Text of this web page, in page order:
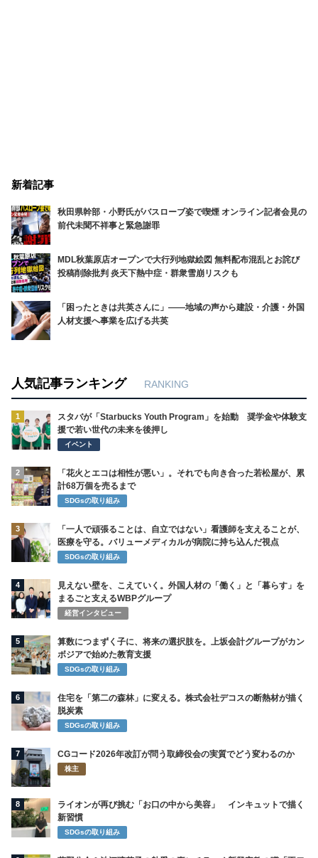
新着記事
秋田県幹部・小野氏がバスローブ姿で喫煙 オンライン記者会見の
前代未聞不祥事と緊急謝罪
MDL秋葉原店オープンで大行列地獄絵図 無料配布混乱とお詫び
投稿削除批判 炎天下熱中症・群衆雪崩リスクも
「困ったときは共英さんに」――地域の声から建設・介護・外国
人材支援へ事業を広げる共英
人気記事ランキング RANKING
1
スタバが「Starbucks Youth Program」を始動 奨学金や体験支
援で若い世代の未来を後押し
イベント
2
「花火とエコは相性が悪い」。それでも向き合った若松屋が、累
計68万個を売るまで
SDGsの取り組み
3
「一人で頑張ることは、自立ではない」看護師を支えることが、
医療を守る。バリューメディカルが病院に持ち込んだ視点
SDGsの取り組み
4
見えない壁を、こえていく。外国人材の「働く」と「暮らす」を
まるごと支えるWBPグループ
経営インタビュー
5
算数につまずく子に、将来の選択肢を。上坂会計グループがカン
ボジアで始めた教育支援
SDGsの取り組み
6
住宅を「第二の森林」に変える。株式会社デコスの断熱材が描く
脱炭素
SDGsの取り組み
7 CGコード2026年改訂が問う取締役会の実質でどう変わるのか
株主
8
ライオンが再び挑む「お口の中から美容」 インキュットで描く
新習慣
SDGsの取り組み